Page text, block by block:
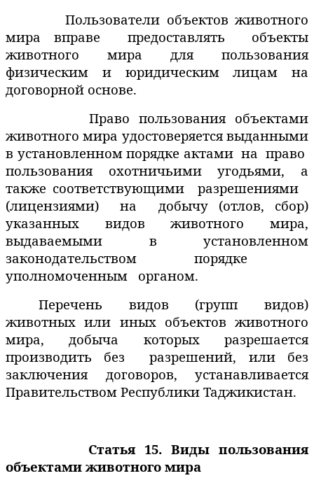
Пользователи объектов животного
мира вправе
предоставлять
объекты
животного мира для пользования
физическим и юридическим лицам на
договорной основе.
Право пользования объектами
животного мира удостоверяется выданными
в установленном порядке актами на право
пользования охотничьими угодьями, а
также соответствующими
разрешениями
(лицензиями)
на
добычу (отлов, сбор)
указанных видов животного мира,
выдаваемыми в установленном
законодательством порядке
уполномоченным
органом.
Перечень видов (групп видов)
животных или иных объектов животного
мира, добыча которых разрешается
производить без
разрешений, или без
заключения договоров, устанавливается
Правительством Республики Таджикистан.
Статья 15. Виды пользования
объектами животного мира